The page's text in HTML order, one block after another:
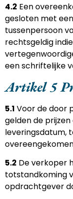
4.2 Een
gesloten met
tussenpersoon
rechtsgeldig
een schriftelijke
Artikel 5
5.1 Voor de door
gelden de
leveringsdatum,
5.2 De verkoper
totstandkoming
opdrachtgever